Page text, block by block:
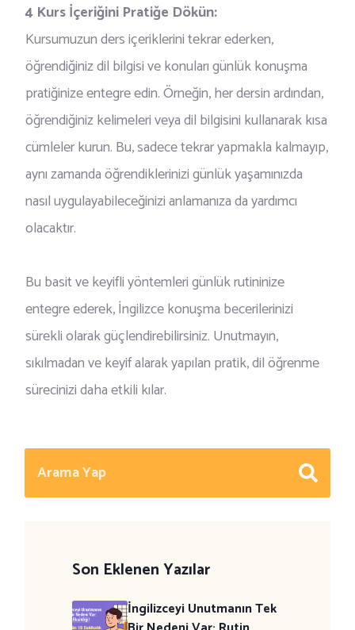
4 Kurs İçeriğini Pratiğe Dökün:
Kursumuzun ders içeriklerini tekrar ederken,
öğrendiğiniz dil bilgisi ve konuları günlük konuşma
pratiğinize entegre edin. Örneğin, her dersin ardından,
öğrendiğiniz kelimeleri veya dil bilgisini kullanarak kısa
cümleler kurun. Bu, sadece tekrar yapmakla kalmayıp,
aynı zamanda öğrendiklerinizi günlük yaşamınızda
nasıl uygulayabileceğinizi anlamanıza da yardımcı
olacaktır.
Bu basit ve keyifli yöntemleri günlük rutininize
entegre ederek, İngilizce konuşma becerilerinizi
sürekli olarak güçlendirebilirsiniz. Unutmayın,
sıkılmadan ve keyif alarak yapılan pratik, dil öğrenme
sürecinizi daha etkili kılar.
Son Eklenen Yazılar
İngilizceyi Unutmanın Tek